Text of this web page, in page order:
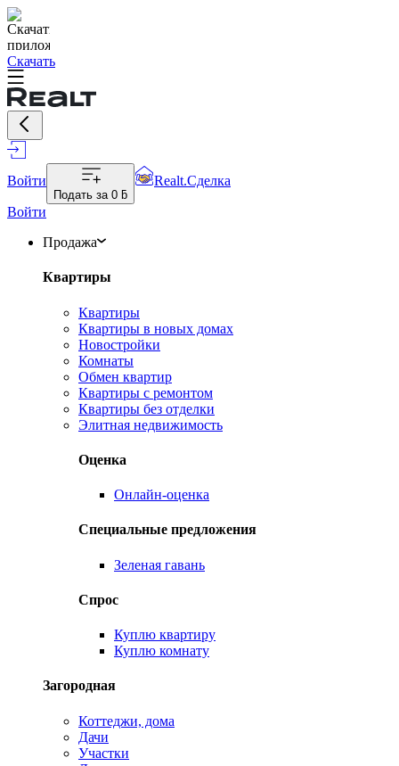
Скачать
Войти
Подать за 0 ƃ
Realt.Сделка
Войти
Продажа
Квартиры
Квартиры
Квартиры в новых домах
Новостройки
Комнаты
Обмен квартир
Квартиры с ремонтом
Квартиры без отделки
Элитная недвижимость
Оценка
Онлайн-оценка
Специальные предложения
Зеленая гавань
Спрос
Куплю квартиру
Куплю комнату
Загородная
Коттеджи, дома
Дачи
Участки